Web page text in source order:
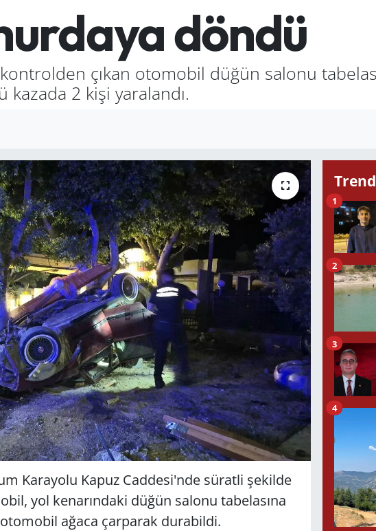
döndü
çıkan otomobil düğün salonu
2 kişi yaralandı.
Karayolu Kapuz Caddesi'nde süratli şekilde
yol kenarındaki düğün salonu tabelasına
otomobil ağaca çarparak durabildi.
1
2
3
4